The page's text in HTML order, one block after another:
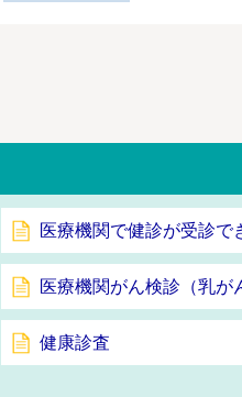
医療機関で健診が受診で
医療機関がん検診（乳が
健康診査